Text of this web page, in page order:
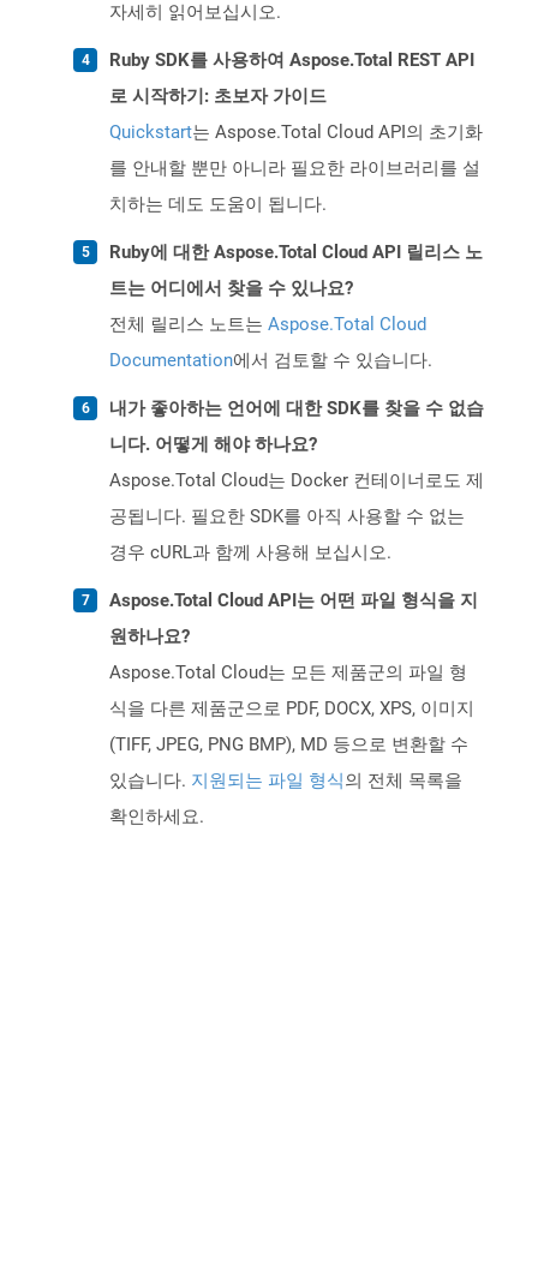
자세히 읽어보십시오.
Ruby SDK를 사용하여 Aspose.Total REST API
로 시작하기: 초보자 가이드
Quickstart는 Aspose.Total Cloud API의 초기화
를 안내할 뿐만 아니라 필요한 라이브러리를 설
치하는 데도 도움이 됩니다.
Ruby에 대한 Aspose.Total Cloud API 릴리스 노
트는 어디에서 찾을 수 있나요?
전체 릴리스 노트는 Aspose.Total Cloud
Documentation에서 검토할 수 있습니다.
내가 좋아하는 언어에 대한 SDK를 찾을 수 없습
니다. 어떻게 해야 하나요?
Aspose.Total Cloud는 Docker 컨테이너로도 제
공됩니다. 필요한 SDK를 아직 사용할 수 없는
경우 cURL과 함께 사용해 보십시오.
Aspose.Total Cloud API는 어떤 파일 형식을 지
원하나요?
Aspose.Total Cloud는 모든 제품군의 파일 형
식을 다른 제품군으로 PDF, DOCX, XPS, 이미지
(TIFF, JPEG, PNG BMP), MD 등으로 변환할 수
있습니다. 지원되는 파일 형식의 전체 목록을
확인하세요.